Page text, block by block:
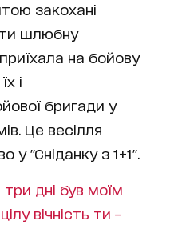
закохані
шлюбну
на бойову
і
бригади у
Це весілля
"Сніданку з 1+1".
три дні був моїм
вічність ти –